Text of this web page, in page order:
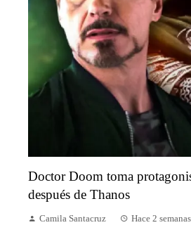
Doctor Doom toma
después de Thanos
Camila Santacruz Hace 2 semanas